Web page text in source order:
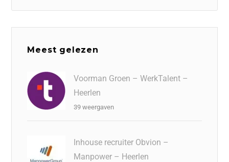
Meest gelezen
Voorman Groen – WerkTalent –
Heerlen
39 weergaven
Inhouse recruiter Obvion –
Manpower – Heerlen